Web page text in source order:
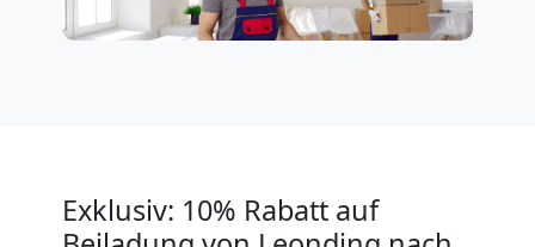
Exklusiv: 10% Rabatt auf
Leonding